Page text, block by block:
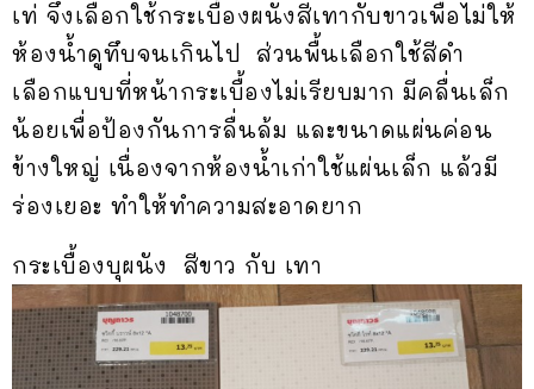
เท่ จึงเลือกใช้กระเบื้องผนังสีเทากับขาวเพื่อไม่ให้
ห้องน้ำดูทึบจนเกินไป ส่วนพื้นเลือกใช้สีดำ
เลือกแบบที่หน้ากระเบื้องไม่เรียบมาก มีคลื่นเล็ก
น้อยเพื่อป้องกันการลื่นล้ม และขนาดแผ่นค่อน
ข้างใหญ่ เนื่องจากห้องน้ำเก่าใช้แผ่นเล็ก แล้วมี
ร่องเยอะ ทำให้ทำความสะอาดยาก
กระเบื้องบุผนัง สีขาว กับ เทา